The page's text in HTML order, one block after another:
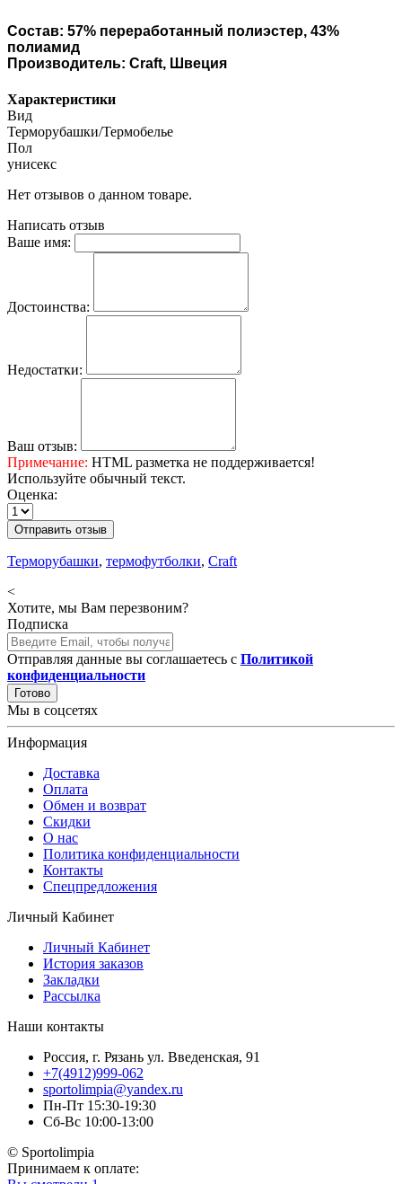
Состав: 57% переработанный полиэстер, 43%
полиамид
Производитель: Craft, Швеция
Характеристики
Вид
Терморубашки/Термобелье
Пол
унисекс
Нет отзывов о данном товаре.
Написать отзыв
Ваше имя:
Достоинства:
Недостатки:
Ваш отзыв:
Примечание: HTML разметка не поддерживается!
Используйте обычный текст.
Оценка:
Отправить отзыв
Терморубашки, термофутболки, Craft
<
Хотите, мы Вам перезвоним?
Подписка
Отправляя данные вы соглашаетесь с Политикой
конфиденциальности
Готово
Мы в соцсетях
Информация
Доставка
Оплата
Обмен и возврат
Скидки
О нас
Политика конфиденциальности
Контакты
Спецпредложения
Личный Кабинет
Личный Кабинет
История заказов
Закладки
Рассылка
Наши контакты
Россия, г. Рязань ул. Введенская, 91
+7(4912)999-062
sportolimpia@yandex.ru
Пн-Пт 15:30-19:30
Сб-Вс 10:00-13:00
© Sportolimpia
Принимаем к оплате: